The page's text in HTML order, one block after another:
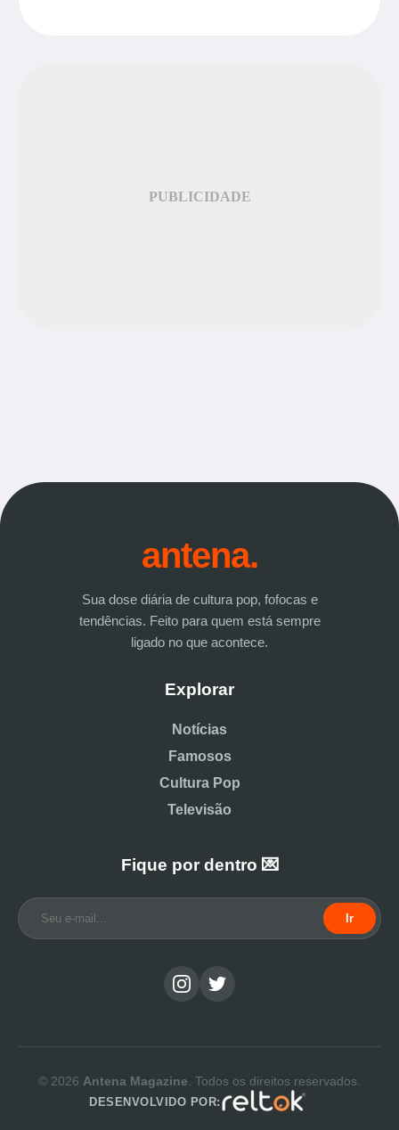
PUBLICIDADE
antena.
Sua dose diária de cultura pop, fofocas e
tendências. Feito para quem está sempre
ligado no que acontece.
Explorar
Notícias
Famosos
Cultura Pop
Televisão
Fique por dentro 💌
Ir
© 2026 Antena Magazine . Todos os direitos reservados.
DESENVOLVIDO POR: